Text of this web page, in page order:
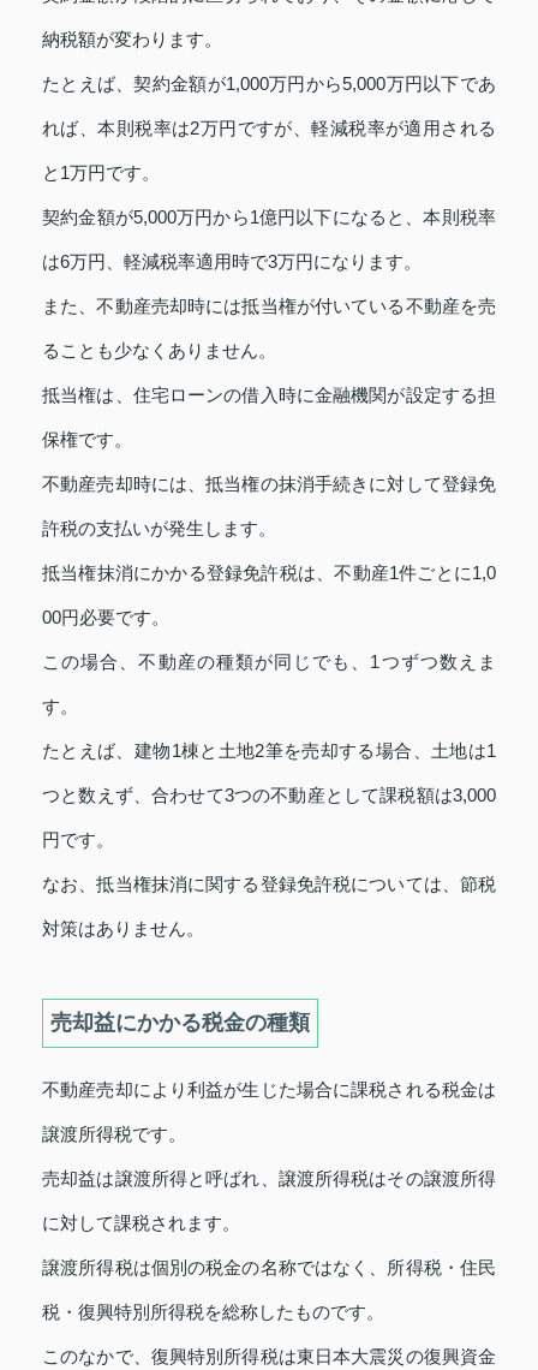
納税額が変わります。
たとえば、契約金額が1,000万円から5,000万円以下であ
れば、本則税率は2万円ですが、軽減税率が適用される
と1万円です。
契約金額が5,000万円から1億円以下になると、本則税率
は6万円、軽減税率適用時で3万円になります。
また、不動産売却時には抵当権が付いている不動産を売
ることも少なくありません。
抵当権は、住宅ローンの借入時に金融機関が設定する担
保権です。
不動産売却時には、抵当権の抹消手続きに対して登録免
許税の支払いが発生します。
抵当権抹消にかかる登録免許税は、不動産1件ごとに1,0
00円必要です。
この場合、不動産の種類が同じでも、1つずつ数えま
す。
たとえば、建物1棟と土地2筆を売却する場合、土地は1
つと数えず、合わせて3つの不動産として課税額は3,000
円です。
なお、抵当権抹消に関する登録免許税については、節税
対策はありません。
売却益にかかる税金の種類
不動産売却により利益が生じた場合に課税される税金は
譲渡所得税です。
売却益は譲渡所得と呼ばれ、譲渡所得税はその譲渡所得
に対して課税されます。
譲渡所得税は個別の税金の名称ではなく、所得税・住民
税・復興特別所得税を総称したものです。
このなかで、復興特別所得税は東日本大震災の復興資金